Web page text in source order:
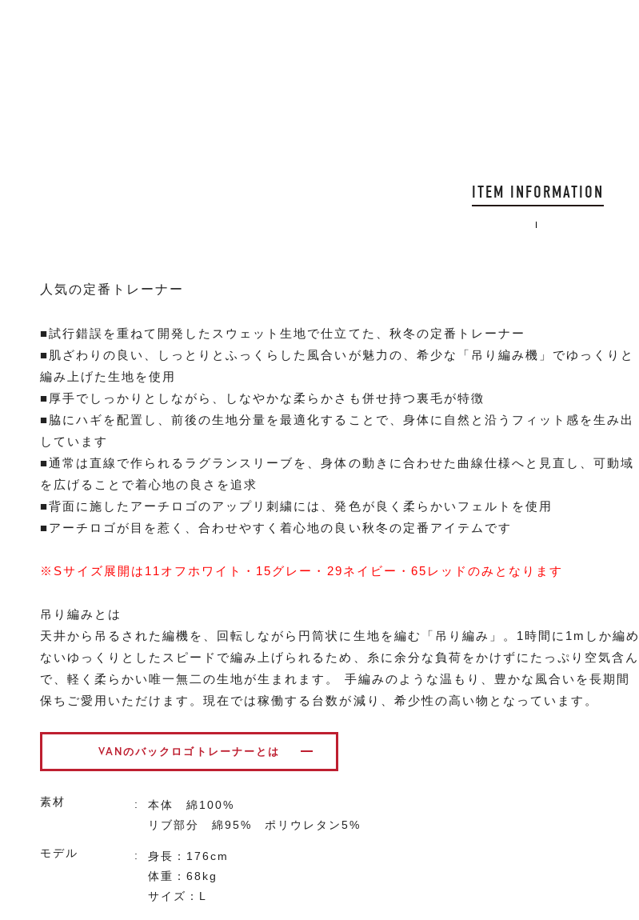
ITEM INFORMATION
人気の定番トレーナー
■試行錯誤を重ねて開発したスウェット生地で仕立てた、秋冬の定番トレーナー
■肌ざわりの良い、しっとりとふっくらした風合いが魅力の、希少な「吊り編み機」でゆっくりと
編み上げた生地を使用
■厚手でしっかりとしながら、しなやかな柔らかさも併せ持つ裏毛が特徴
■脇にハギを配置し、前後の生地分量を最適化することで、身体に自然と沿うフィット感を生み出
しています
■通常は直線で作られるラグランスリーブを、身体の動きに合わせた曲線仕様へと見直し、可動域
を広げることで着心地の良さを追求
■背面に施したアーチロゴのアップリ刺繍には、発色が良く柔らかいフェルトを使用
■アーチロゴが目を惹く、合わせやすく着心地の良い秋冬の定番アイテムです
※Sサイズ展開は11オフホワイト・15グレー・29ネイビー・65レッドのみとなります
吊り編みとは
天井から吊るされた編機を、回転しながら円筒状に生地を編む「吊り編み」。1時間に1mしか編め
ないゆっくりとしたスピードで編み上げられるため、糸に余分な負荷をかけずにたっぷり空気含ん
で、軽く柔らかい唯一無二の生地が生まれます。 手編みのような温もり、豊かな風合いを長期間
保ちご愛用いただけます。現在では稼働する台数が減り、希少性の高い物となっています。
VANのバックロゴトレーナーとは
素材
本体 綿100%
リブ部分 綿95% ポリウレタン5%
モデル
身長：176cm
体重：68kg
サイズ：L